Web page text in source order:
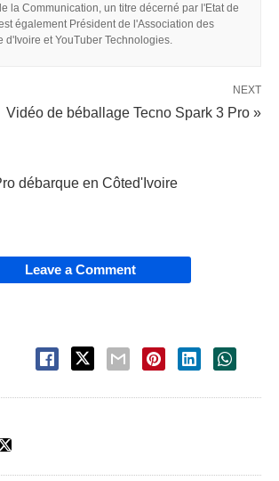
la Communication, un titre décerné par l'Etat de
également Président de l'Association des
d'Ivoire et YouTuber Technologies.
NEXT
Vidéo de béballage Tecno Spark 3 Pro »
débarque en Côted'Ivoire
Leave a Comment